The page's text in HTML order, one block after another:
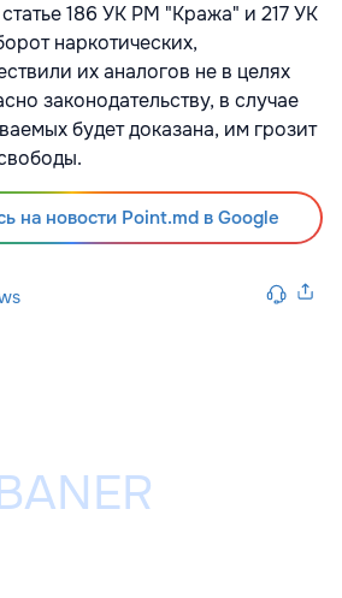
186 УК РМ "Кража" и 217 УК
наркотических,
их аналогов не в целях
законодательству, в случае
будет доказана, им грозит
на новости Point.md в Google